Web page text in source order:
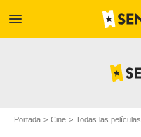
menu
Portada Cine Todas las películas